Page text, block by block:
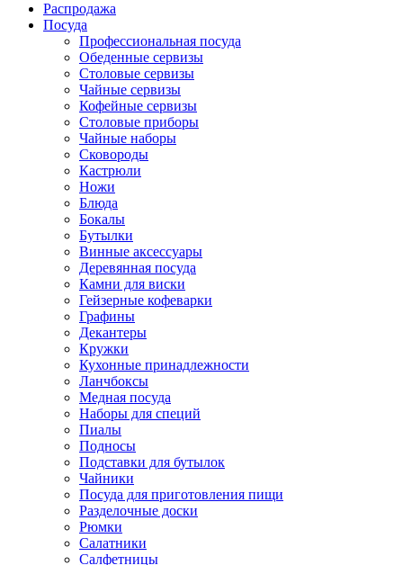
Распродажа
Посуда
Профессиональная посуда
Обеденные сервизы
Столовые сервизы
Чайные сервизы
Кофейные сервизы
Столовые приборы
Чайные наборы
Сковороды
Кастрюли
Ножи
Блюда
Бокалы
Бутылки
Винные аксессуары
Деревянная посуда
Камни для виски
Гейзерные кофеварки
Графины
Декантеры
Кружки
Кухонные принадлежности
Ланчбоксы
Медная посуда
Наборы для специй
Пиалы
Подносы
Подставки для бутылок
Чайники
Посуда для приготовления пищи
Разделочные доски
Рюмки
Салатники
Салфетницы